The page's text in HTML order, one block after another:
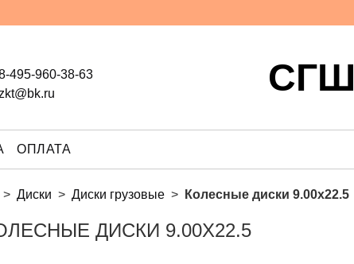
495-960-38-63
СГШ
ОПЛАТА
Диски Диски грузовые Колесные диски 9.00х22.5
ДИСКИ 9.00Х22.5